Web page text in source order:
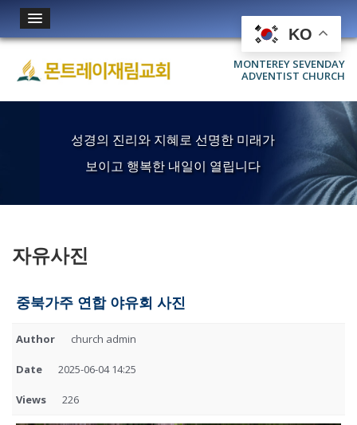
MONTEREY SEVENDAY
ADVENTIST CHURCH
성경의 진리와 지혜로 선명한 미래가
보이고 행복한 내일이 열립니다
자유사진
중북가주 연합 야유회 사진
Author church admin
Date 2025-06-04 14:25
Views 226
KO